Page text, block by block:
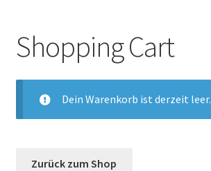
Shopping Cart
Kasse
My Account
Shipping
Shopping Cart
Dein Warenkorb ist derzeit leer.
Zurück zum Shop